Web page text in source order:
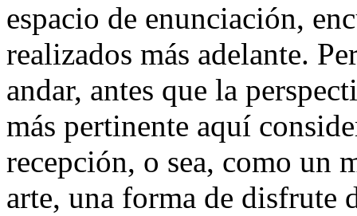
espacio de enunciación,
realizados más adelante.
andar, antes que la
más pertinente aquí
recepción, o sea, como un
arte, una forma de disfrute